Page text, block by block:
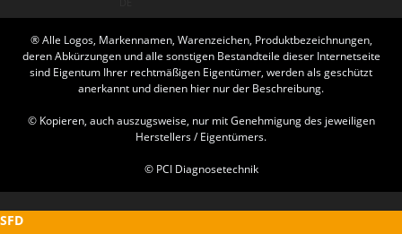
® Alle Logos, Markennamen, Warenzeichen, Produktbezeichnungen,
deren Abkürzungen und alle sonstigen Bestandteile dieser Internetseite
sind Eigentum Ihrer rechtmäßigen Eigentümer, werden als geschützt
anerkannt und dienen hier nur der Beschreibung.
© Kopieren, auch auszugsweise, nur mit Genehmigung des jeweiligen
Herstellers / Eigentümers.
© PCI Diagnosetechnik
SFD